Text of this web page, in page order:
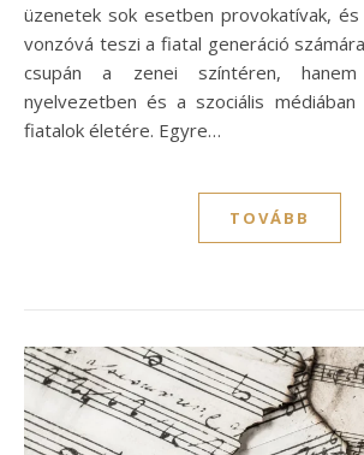
üzenetek sok esetben provokatívak,
vonzóvá teszi a fiatal generáció
csupán a zenei színtéren,
nyelvezetben és a szociális
fiatalok életére. Egyre…
TOVÁBB